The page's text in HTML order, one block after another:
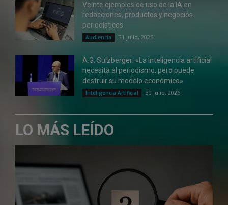
Veinte ejemplos de uso de la IA en
redacciones, productos y negocios
periodísticos
Audiencia 31 julio, 2026
A.G. Sulzberger: «La inteligencia artificial
necesita al periodismo, pero puede
destruir su modelo económico»
Inteligencia Artificial 30 julio, 2026
LO MÁS LEÍDO